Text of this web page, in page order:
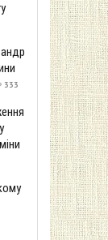
333